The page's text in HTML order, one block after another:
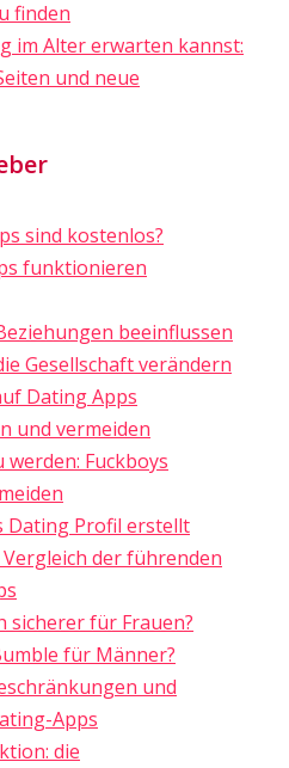
finden
im Alter erwarten kannst:
und neue
sind kostenlos?
funktionieren
beeinflussen
Gesellschaft verändern
Dating Apps
und vermeiden
werden: Fuckboys
Dating Profil erstellt
der führenden
sicherer für Frauen?
für Männer?
und
Apps
die